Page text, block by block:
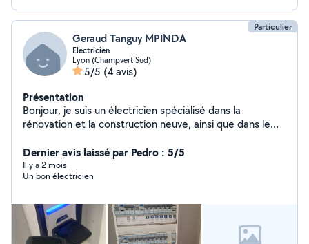
Particulier
Geraud Tanguy MPINDA
Electricien
Lyon (Champvert Sud)
5/5 (4 avis)
Présentation
Bonjour, je suis un électricien spécialisé dans la
rénovation et la construction neuve, ainsi que dans le
une expertise dans l'installation de bornes de recharge
pour véhicules électriques et de panneaux
photovoltaïques. Avec plus de 8 ans d'expérience dans
de haute qualité et des solutions personnalisées pour
vos besoins en électricité et en énergies renouvelables.
Dernier avis laissé par Pedro : 5/5
Il y a 2 mois
Un bon électricien